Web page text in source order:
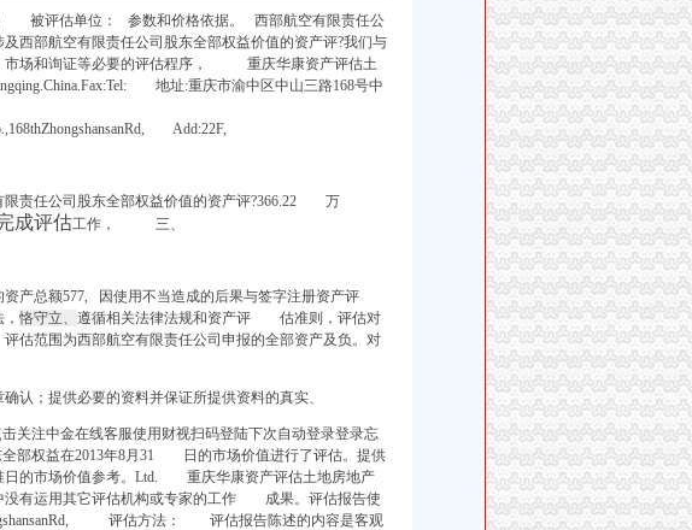
被评估单位： 参数和价格依据。 西部航空有限责任公
西部航空有限责任公司股东全部权益价值的资产评?我们与
市场和询证等必要的评估程序， 重庆华康资产评估土
地址:重庆市渝中区中山三路168号中
Add:22F,
限责任公司股东全部权益价值的资产评?366.22 万
成评估工作， 三、
产总额577,
因使用不当造成的后果与签字注册资产评
，恪守立、 遵循相关法律法规和资产评 估准则， 评估对
范围为西部航空有限责任公司申报的全部资产及负。对
；提供必要的资料并保证所提供资料的真实、
关注中金在线客服使用财视扫码登陆下次自动登录登录忘
全部权益在2013年8月31 日的市场价值进行了评估。提供
的市场价值参考。Ltd. 重庆华康资产评估土地房地产
运用其它评估机构或专家的工作 成果。评估报告使
评估方法： 评估报告陈述的内容是客观